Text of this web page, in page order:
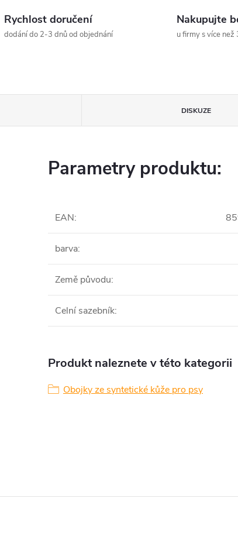
Rychlost doručení
dodání do 2-3 dnů od objednání
Nakupujte
u firmy s více
DISKUZE
Parametry produktu:
EAN:
barva:
Země původu:
Celní sazebník:
Produkt naleznete v této kategorii
Obojky ze syntetické kůže pro psy